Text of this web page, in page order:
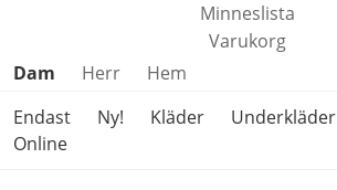
Minneslista
Varukorg
Hoppa över produktkategorier
Dam Herr
Hem
Endast
Online
Ny! Kläder Underkläder